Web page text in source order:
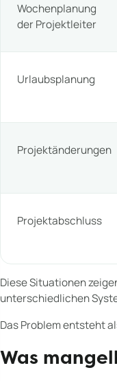
Wochenplanung
der Projektleiter
Urlaubsplanung
Projektänderungen
Projektabschluss
Diese Situationen
unterschiedlichen
Das Problem entsteht
Was